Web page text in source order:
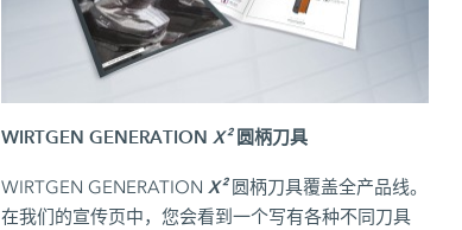
WIRTGEN GENERATIONX²圆柄刀具
WIRTGEN GENERATIONX²圆柄刀具覆盖全产品线。
在我们的宣传页中，您会看到一个写有各种不同刀具